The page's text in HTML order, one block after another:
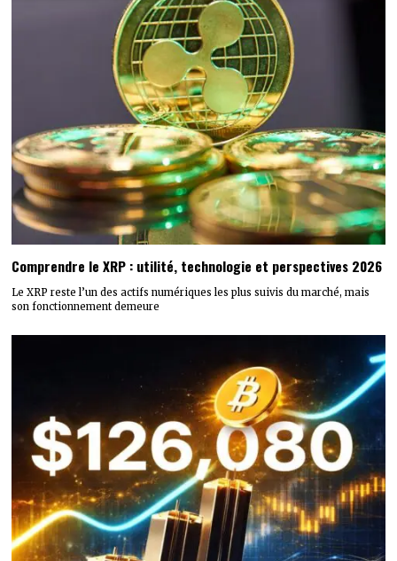
Comprendre le XRP : utilité, technologie et perspectives 2026
Le XRP reste l’un des actifs numériques les plus suivis du marché, mais
son fonctionnement demeure